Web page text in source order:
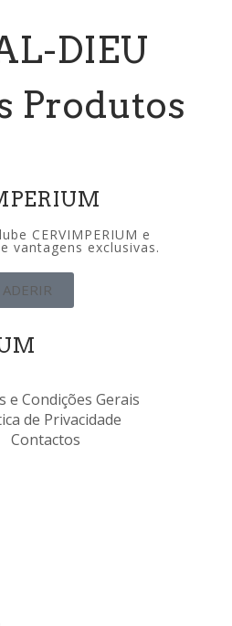
DIEU
Produtos
CERVIMPERIUM e
vantagens exclusivas.
ADERIR
e Condições Gerais
de Privacidade
Contactos